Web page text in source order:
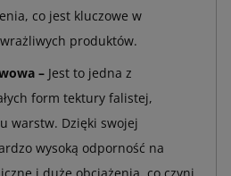
co jest kluczowe w
produktów.
– Jest to jedna z
form tektury falistej,
warstw. Dzięki swojej
wysoką odporność na